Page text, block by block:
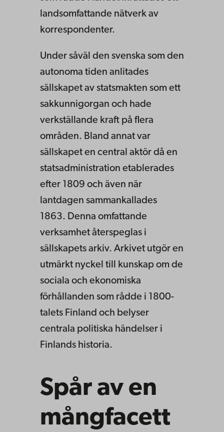
landsomfattande nätverk av
korrespondenter.
Under såväl den svenska som den
autonoma tiden anlitades
sällskapet av statsmakten som ett
sakkunnigorgan och hade
verkställande kraft på flera
områden. Bland annat var
sällskapet en central aktör då en
statsadministration etablerades
efter 1809 och även när
lantdagen sammankallades
1863. Denna omfattande
verksamhet återspeglas i
sällskapets arkiv. Arkivet utgör en
utmärkt nyckel till kunskap om de
sociala och ekonomiska
förhållanden som rådde i 1800-
talets Finland och belyser
centrala politiska händelser i
Finlands historia.
Spår av en
mångfacett